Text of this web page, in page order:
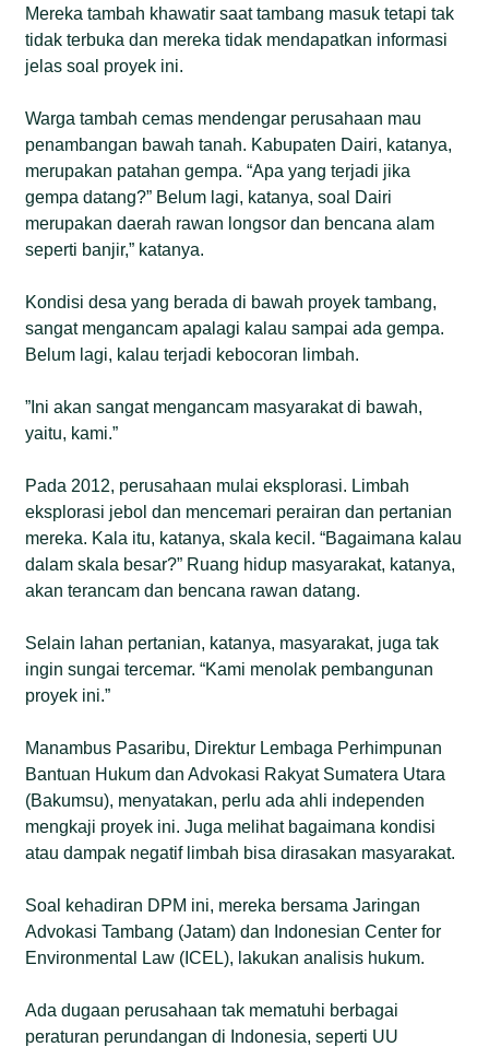
Mereka tambah khawatir saat tambang masuk tetapi tak
tidak terbuka dan mereka tidak mendapatkan informasi
jelas soal proyek ini.
Warga tambah cemas mendengar perusahaan mau
penambangan bawah tanah. Kabupaten Dairi, katanya,
merupakan patahan gempa. “Apa yang terjadi jika
gempa datang?” Belum lagi, katanya, soal Dairi
merupakan daerah rawan longsor dan bencana alam
seperti banjir,” katanya.
Kondisi desa yang berada di bawah proyek tambang,
sangat mengancam apalagi kalau sampai ada gempa.
Belum lagi, kalau terjadi kebocoran limbah.
”Ini akan sangat mengancam masyarakat di bawah,
yaitu, kami.”
Pada 2012, perusahaan mulai eksplorasi. Limbah
eksplorasi jebol dan mencemari perairan dan pertanian
mereka. Kala itu, katanya, skala kecil. “Bagaimana kalau
dalam skala besar?” Ruang hidup masyarakat, katanya,
akan terancam dan bencana rawan datang.
Selain lahan pertanian, katanya, masyarakat, juga tak
ingin sungai tercemar. “Kami menolak pembangunan
proyek ini.”
Manambus Pasaribu, Direktur Lembaga Perhimpunan
Bantuan Hukum dan Advokasi Rakyat Sumatera Utara
(Bakumsu), menyatakan, perlu ada ahli independen
mengkaji proyek ini. Juga melihat bagaimana kondisi
atau dampak negatif limbah bisa dirasakan masyarakat.
Soal kehadiran DPM ini, mereka bersama Jaringan
Advokasi Tambang (Jatam) dan Indonesian Center for
Environmental Law (ICEL), lakukan analisis hukum.
Ada dugaan perusahaan tak mematuhi berbagai
peraturan perundangan di Indonesia, seperti UU